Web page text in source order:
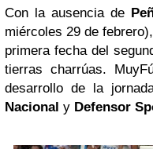
Con la ausencia de
miércoles 29 de
primera fecha del
tierras charrúas.
desarrollo de la
Nacional y Defensor